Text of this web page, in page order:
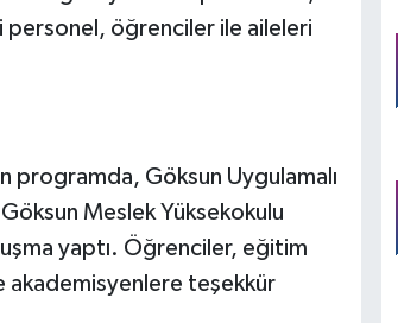
personel, öğrenciler ile aileleri
programda, Göksun Uygulamalı
Meslek Yüksekokulu
yaptı. Öğrenciler, eğitim
akademisyenlere teşekkür